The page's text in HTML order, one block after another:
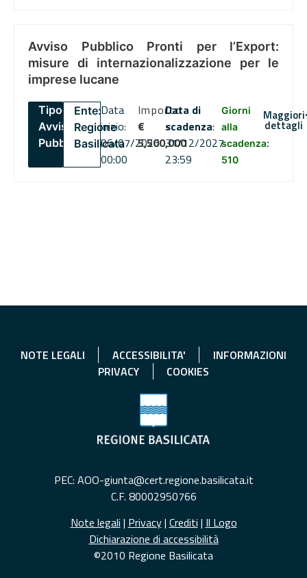
Avviso Pubblico Pronti per l’Export:
misure di internazionalizzazione per le
imprese lucane
Tipo:
Avviso
Pubblico
Ente:
Regione
Basilicata
Data
inizio:
06/07/2026
00:00
Importo
€
5,500,000
Data di
scadenza:
31/12/2027
23:59
Giorni
alla
scadenza:
510
Maggiori
dettagli
NOTE LEGALI ACCESSIBILITA'
INFORMAZIONI
PRIVACY
COOKIES
PEC: AOO-giunta@cert.regione.basilicata.it
C.F. 80002950766
Note legali | Privacy| Crediti | Il Logo
Dichiarazione di accessibilità
©2010 Regione Basilicata